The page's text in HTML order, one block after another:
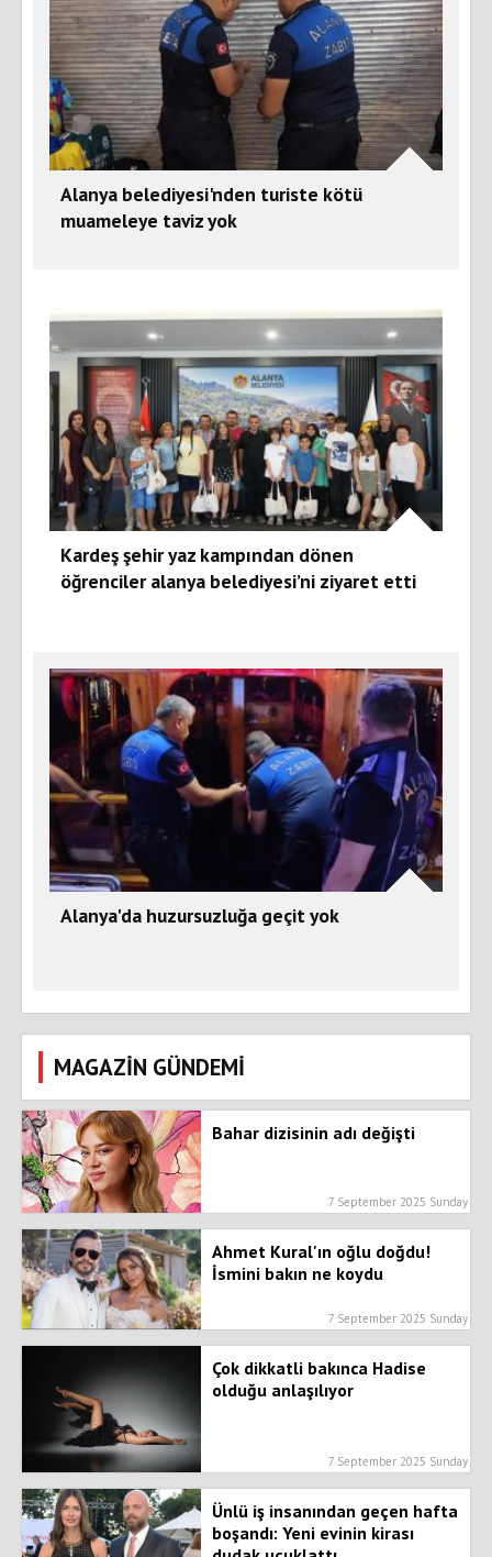
Alanya belediyesi'nden turiste kötü
muameleye taviz yok
Kardeş şehir yaz kampından dönen
öğrenciler alanya belediyesi’ni ziyaret etti
Alanya'da huzursuzluğa geçit yok
MAGAZİN GÜNDEMİ
Bahar dizisinin adı değişti
7 September 2025 Sunday
Ahmet Kural'ın oğlu doğdu!
İsmini bakın ne koydu
7 September 2025 Sunday
Çok dikkatli bakınca Hadise
olduğu anlaşılıyor
7 September 2025 Sunday
Ünlü iş insanından geçen hafta
boşandı: Yeni evinin kirası